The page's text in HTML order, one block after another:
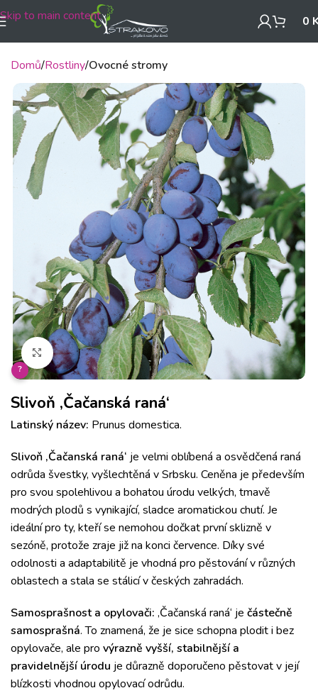
Skip to main content 0
Domů Rostliny Ovocné stromy
Klikněte pro zvětšení
?
Slivoň ‚Čačanská raná‘
Latinský název: Prunus domestica.
Slivoň ‚Čačanská raná‘ je velmi oblíbená a osvědčená raná
odrůda švestky, vyšlechtěná v Srbsku. Ceněna je především
pro svou spolehlivou a bohatou úrodu velkých, tmavě
modrých plodů s vynikající, sladce aromatickou chutí. Je
ideální pro ty, kteří se nemohou dočkat první sklizně v
sezóně, protože zraje již na konci července. Díky své
odolnosti a adaptabilitě je vhodná pro pěstování v různých
oblastech a stala se stálicí v českých zahradách.
Samosprašnost a opylovači: ‚Čačanská raná‘ je částečně
samosprašná. To znamená, že je sice schopna plodit i bez
opylovače, ale pro výrazně vyšší, stabilnější a
pravidelnější úrodu je důrazně doporučeno pěstovat v její
blízkosti vhodnou opylovací odrůdu.